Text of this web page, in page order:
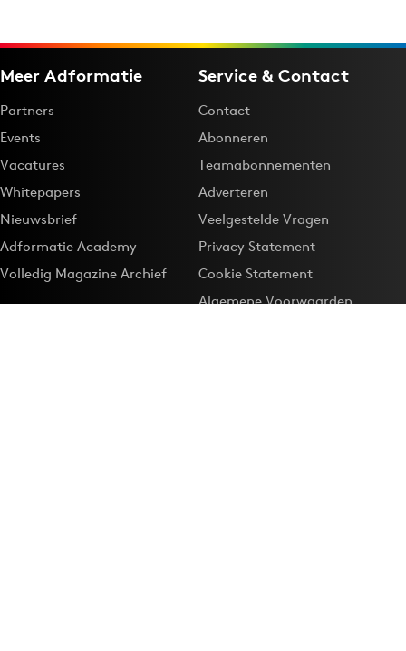
Meer Adformatie
Partners
Events
Vacatures
Whitepapers
Nieuwsbrief
Adformatie Academy
Volledig Magazine Archief
Service & Contact
Contact
Abonneren
Teamabonnementen
Adverteren
Veelgestelde Vragen
Privacy Statement
Cookie Statement
Algemene Voorwaarden